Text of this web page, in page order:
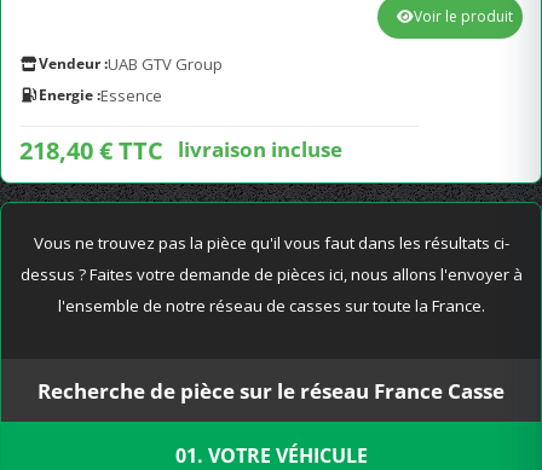
Vendeur :UAB GTV Group
Energie :Essence
218,40 € TTC livraison incluse
Voir le produit
Vous ne trouvez pas la pièce qu'il vous faut dans les résultats ci-
dessus ? Faites votre demande de pièces ici, nous allons l'envoyer à
l'ensemble de notre réseau de casses sur toute la France.
Recherche de pièce sur le réseau France Casse
01. VOTRE VÉHICULE